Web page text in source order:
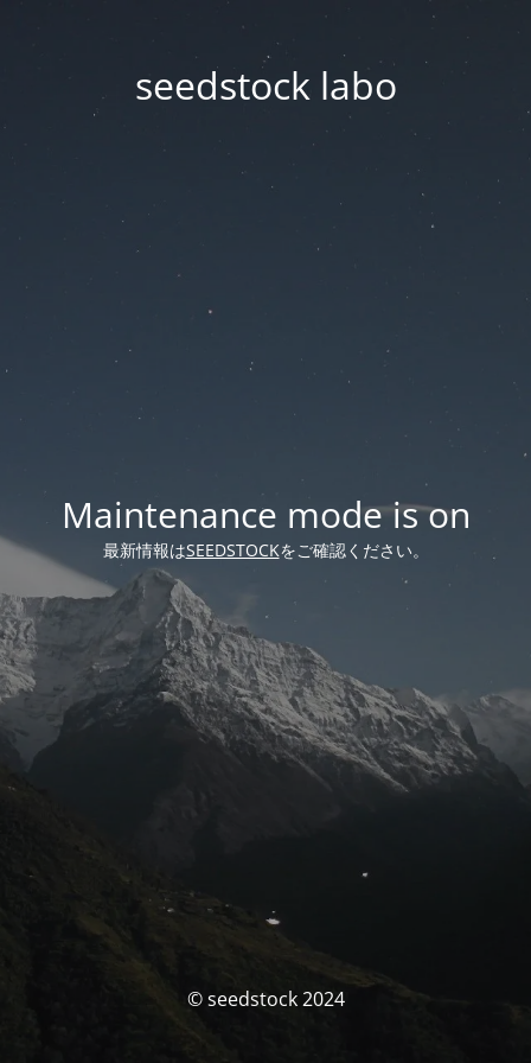
seedstock labo
Maintenance mode is on
最新情報はSEEDSTOCKをご確認ください。
© seedstock 2024